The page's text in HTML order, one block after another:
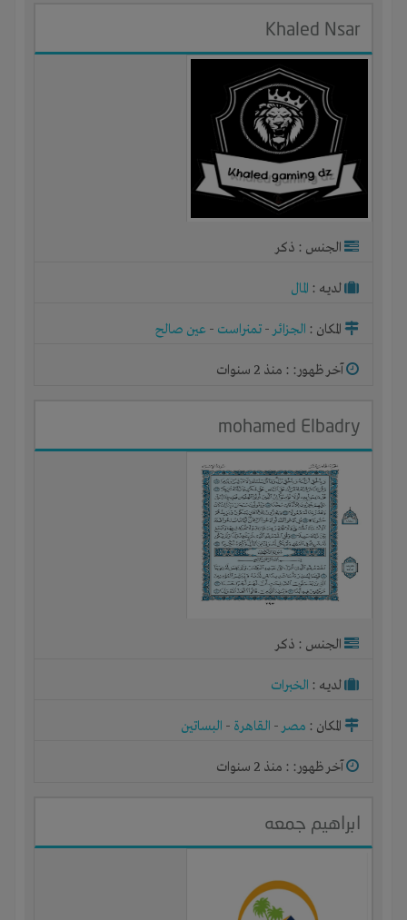
Khaled Nsar
الجنس : ذكر
لديـه : المال
المكان : الجزائر- تمنراست - عين صالح
آخر ظهور: : منذ 2 سنوات
mohamed Elbadry
الجنس : ذكر
لديـه : الخبرات
المكان : مصر- القاهرة - البساتين
آخر ظهور: : منذ 2 سنوات
ابراهيم جمعه